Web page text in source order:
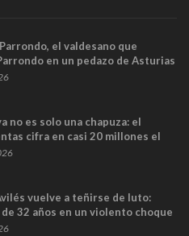
el valdesano que
en un pedazo de Asturias
no es solo una chapuza: el
cifra en casi 20 millones el
trenes que no cabían por los
vuelve a teñirse de luto:
32 años en un violento choque